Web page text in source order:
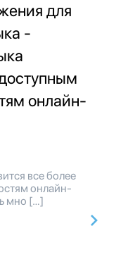
для
-
онлайн-
все более
онлайн-
мно […]